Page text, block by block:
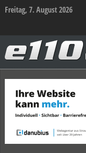
Freitag, 7. August 2026
–
Das
Sicherheitsportal
Zum
Inhalt
springen